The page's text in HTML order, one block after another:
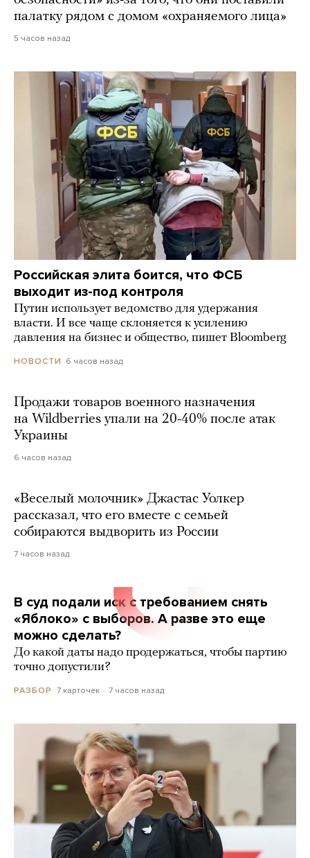
палатку рядом с домом «охраняемого лица»
5 часов назад
Российская элита боится, что ФСБ
выходит из-под контроля
Путин использует ведомство для удержания
власти. И все чаще склоняется к усилению
давления на бизнес и общество, пишет Bloomberg
НОВОСТИ 6 часов назад
Продажи товаров военного назначения
на Wildberries упали на 20-40% после атак
Украины
6 часов назад
«Веселый молочник» Джастас Уолкер
рассказал, что его вместе с семьей
собираются выдворить из России
7 часов назад
В суд подали иск с требованием снять
«Яблоко» с выборов. А разве это еще
можно сделать?
До какой даты надо продержаться, чтобы партию
точно допустили?
РАЗБОР 7 карточек 7 часов назад